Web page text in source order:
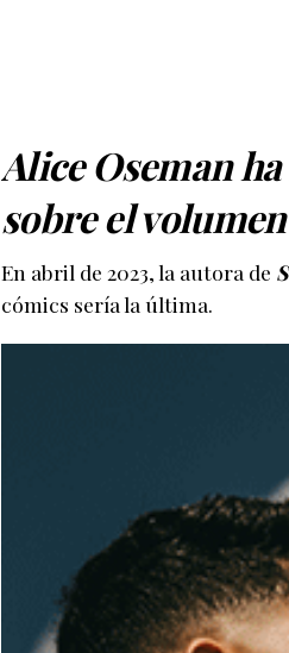
Alice Oseman
sobre el
En abril de 2023, la autora de
cómics sería la última.